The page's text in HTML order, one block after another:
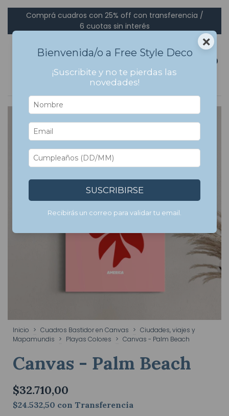
Comprá cuadros con 25% off con transferencia /
6 cuotas sin interés
Inicio > Cuadros Bastidor en Canvas > Ciudades, viajes y
Mapamundis > Playas Colores > Canvas - Palm Beach
Canvas - Palm Beach
$32.710,00
$24.532,50 con Transferencia
×
Bienvenida/o a Free Style Deco
¡Suscribite y no te pierdas las
novedades!
SUSCRIBIRSE
Recibirás un correo para validar tu email.